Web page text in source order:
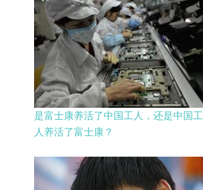
是富士康养活了中国工人，还是中国工
人养活了富士康？